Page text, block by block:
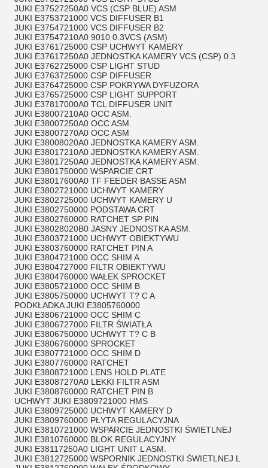
JUKI E37527250A0 VCS (CSP BLUE) ASM
JUKI E3753721000 VCS DIFFUSER B1
JUKI E3754721000 VCS DIFFUSER B2
JUKI E37547210A0 9010 0.3VCS (ASM)
JUKI E3761725000 CSP UCHWYT KAMERY
JUKI E37617250A0 JEDNOSTKA KAMERY VCS (CSP) 0.3
JUKI E3762725000 CSP LIGHT STUD
JUKI E3763725000 CSP DIFFUSER
JUKI E3764725000 CSP POKRYWA DYFUZORA
JUKI E3765725000 CSP LIGHT SUPPORT
JUKI E37817000A0 TCL DIFFUSER UNIT
JUKI E38007210A0 OCC ASM.
JUKI E38007250A0 OCC ASM.
JUKI E38007270A0 OCC ASM
JUKI E38008020A0 JEDNOSTKA KAMERY ASM.
JUKI E38017210A0 JEDNOSTKA KAMERY ASM.
JUKI E38017250A0 JEDNOSTKA KAMERY ASM.
JUKI E3801750000 WSPARCIE CRT
JUKI E38017600A0 TF FEEDER BASSE ASM
JUKI E3802721000 UCHWYT KAMERY
JUKI E3802725000 UCHWYT KAMERY U
JUKI E3802750000 PODSTAWA CRT
JUKI E3802760000 RATCHET SP PIN
JUKI E38028020B0 JASNY JEDNOSTKA ASM.
JUKI E3803721000 UCHWYT OBIEKTYWU
JUKI E3803760000 RATCHET PIN A
JUKI E3804721000 OCC SHIM A
JUKI E3804727000 FILTR OBIEKTYWU
JUKI E3804760000 WAŁEK SPROCKET
JUKI E3805721000 OCC SHIM B
JUKI E3805750000 UCHWYT T? C A
PODKŁADKA JUKI E3805760000
JUKI E3806721000 OCC SHIM C
JUKI E3806727000 FILTR ŚWIATŁA
JUKI E3806750000 UCHWYT T? C B
JUKI E3806760000 SPROCKET
JUKI E3807721000 OCC SHIM D
JUKI E3807760000 RATCHET
JUKI E3808721000 LENS HOLD PLATE
JUKI E38087270A0 LEKKI FILTR ASM
JUKI E3808760000 RATCHET PIN B
UCHWYT JUKI E3809721000 HMS
JUKI E3809725000 UCHWYT KAMERY D
JUKI E3809760000 PŁYTA REGULACYJNA
JUKI E3810721000 WSPARCIE JEDNOSTKI ŚWIETLNEJ
JUKI E3810760000 BLOK REGULACYJNY
JUKI E38117250A0 LIGHT UNIT L ASM.
JUKI E3812725000 WSPORNIK JEDNOSTKI ŚWIETLNEJ L